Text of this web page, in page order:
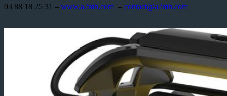
03 88 18 25 31 – www.a2mh.com – contact@a2mh.com